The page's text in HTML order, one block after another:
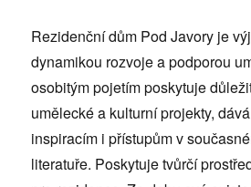
Rezidenční dům Pod Javory je
dynamikou rozvoje a podporou
osobitým pojetím poskytuje
umělecké a kulturní projekty,
inspiracím i přístupům v
literatuře. Poskytuje tvůrčí